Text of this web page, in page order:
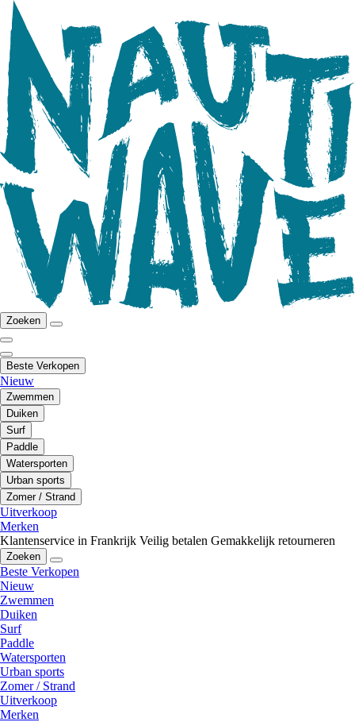
Zoeken
Beste Verkopen
Nieuw
Zwemmen
Duiken
Surf
Paddle
Watersporten
Urban sports
Zomer / Strand
Uitverkoop
Merken
Klantenservice in Frankrijk Veilig betalen Gemakkelijk retourneren
Zoeken
Beste Verkopen
Nieuw
Zwemmen
Duiken
Surf
Paddle
Watersporten
Urban sports
Zomer / Strand
Uitverkoop
Merken